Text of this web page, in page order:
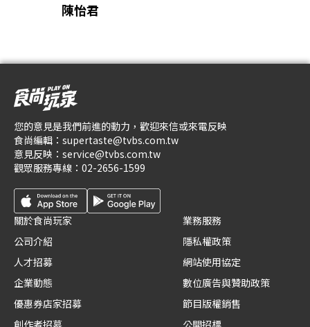
陳怡君
您的意見是我們前進的動力，歡迎來信或來電反映
食尚編輯： supertaste@tvbs.com.tw
意見反映： service@tvbs.com.tw
觀眾服務專線： 02-2656-1599
關於食尚玩家
公司介紹
人才招募
企業動態
優惠券店家招募
創作者招募
業務服務
隱私權政策
網站使用協定
數位廣告與贊助政策
節目版權銷售
公開招標